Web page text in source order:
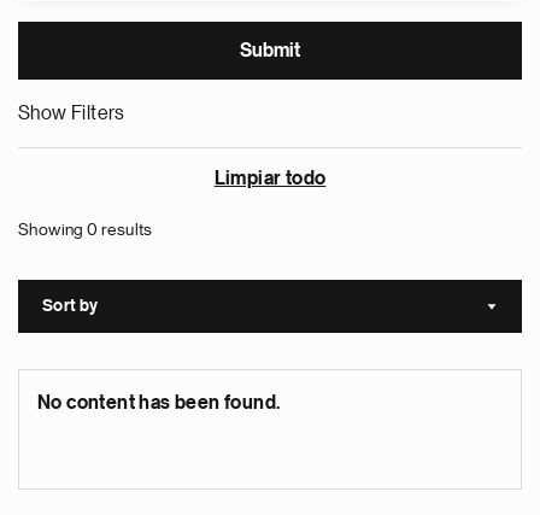
Show Filters
Limpiar todo
Showing 0 results
Sort by Sort
No content has been found.